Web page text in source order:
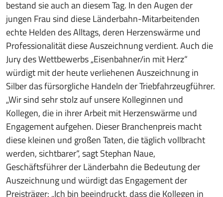
bestand sie auch an diesem Tag. In den Augen der
jungen Frau sind diese Länderbahn-Mitarbeitenden
echte Helden des Alltags, deren Herzenswärme und
Professionalität diese Auszeichnung verdient. Auch die
Jury des Wettbewerbs „Eisenbahner/in mit Herz“
würdigt mit der heute verliehenen Auszeichnung in
Silber das fürsorgliche Handeln der Triebfahrzeugführer.
„Wir sind sehr stolz auf unsere Kolleginnen und
Kollegen, die in ihrer Arbeit mit Herzenswärme und
Engagement aufgehen. Dieser Branchenpreis macht
diese kleinen und großen Taten, die täglich vollbracht
werden, sichtbarer“, sagt Stephan Naue,
Geschäftsführer der Länderbahn die Bedeutung der
Auszeichnung und würdigt das Engagement der
Preisträger: „Ich bin beeindruckt, dass die Kollegen in